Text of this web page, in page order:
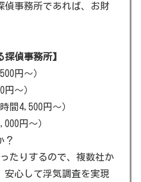
偵事務所であれば、お財
探偵事務所】
円～）
円～）
時間4,500円～）
円～）
？
たりするので、複数社か
安心して浮気調査を実現